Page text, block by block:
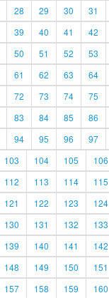
28 29 30 31
39 40 41 42
50 51 52 53
61 62 63 64
72 73 74 75
83 84 85 86
94 95 96 97
103 104 105 106
112 113 114 115
121 122 123 124
130 131 132 133
139 140 141 142
148 149 150 151
157 158 159 160